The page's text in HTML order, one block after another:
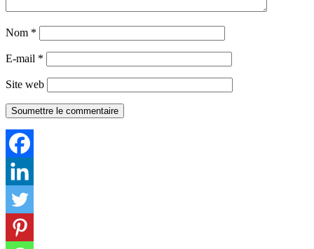
Nom *
E-mail *
Site web
Soumettre le commentaire